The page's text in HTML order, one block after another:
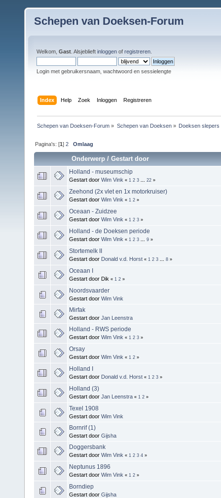
Schepen van Doeksen-Forum
Welkom, Gast . Alsjeblieft inloggen of registreren
Login met gebruikersnaam, wachtwoord en sessielengte
Index Help Zoek Inloggen Registreren
Schepen van Doeksen-Forum » Schepen van Doeksen» Doeksen slepers
Pagina's: [1]2 Omlaag
Onderwerp /Gestart door
Holland - museumschip
Gestart door Wim Vink « 1 2 3 22 »
Zeehond (2x vlet en 1x motorkruiser)
Gestart door Wim Vink « 1 2 »
Oceaan - Zuidzee
Gestart door Wim Vink « 1 2 3 »
Holland - de Doeksen periode
Gestart door Wim Vink « 1 2 3 9 »
Stortemelk II
Gestart door Donald v.d. Horst « 1 2 3 8 »
Oceaan I
Gestart door Dik « 1 2 »
Noordsvaarder
Gestart door Wim Vink
Mirfak
Gestart door Jan Leenstra
Holland - RWS periode
Gestart door Wim Vink « 1 2 3 »
Orsay
Gestart door Wim Vink « 1 2 »
Holland I
Gestart door Donald v.d. Horst « 1 2 3 »
Holland (3)
Gestart door Jan Leenstra « 1 2 »
Texel 1908
Gestart door Wim Vink
Bornrif (1)
Gestart door Gijsha
Doggersbank
Gestart door Wim Vink « 1 2 3 4 »
Neptunus 1896
Gestart door Wim Vink « 1 2 »
Borndiep
Gestart door Gijsha